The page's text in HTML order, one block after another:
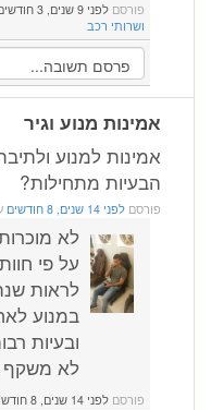
פורסם לפני 9 שנים, 3 חודשים
ושרותי רכב
אמינות מנוע וגיר
אמינות למנוע
הבעיות מתחילות?
פורסם לפני 14 שנים, 8 חודשים
לא
על פי
לראות
ובעיות
לא
פורסם לפני 14 שנים, 8 חודשים